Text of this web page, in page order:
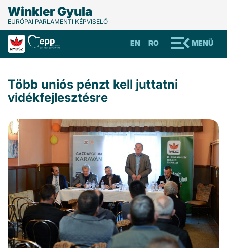
Winkler Gyula
EURÓPAI PARLAMENTI KÉPVISELŐ
MENÜ
RO
EN
Több uniós pénzt kell juttatni
vidékfejlesztésre